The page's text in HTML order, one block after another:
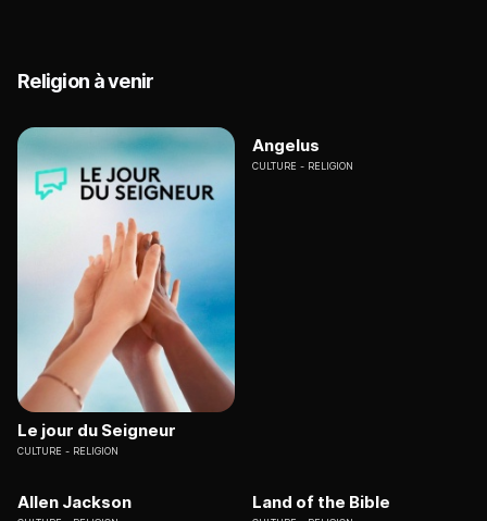
Religion à venir
Le jour du Seigneur
CULTURE RELIGION
Angelus
CULTURE RELIGION
Allen Jackson Land of the Bible